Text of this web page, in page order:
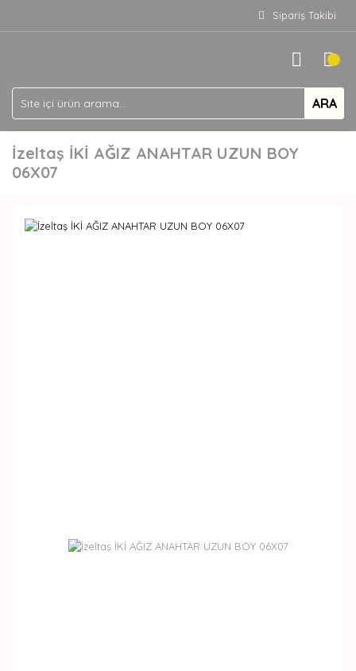
Sipariş Takibi
ARA
İzeltaş İKİ AĞIZ ANAHTAR UZUN BOY
06X07